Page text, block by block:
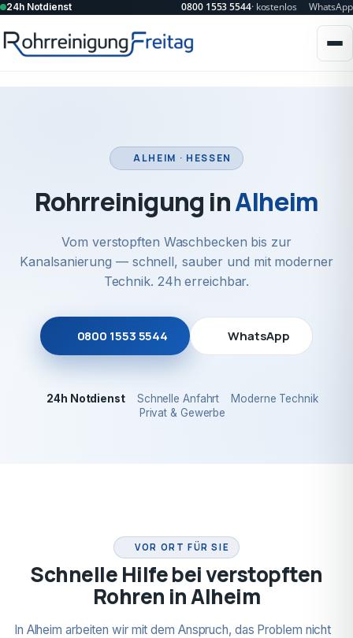
24h Notdienst 0800 1553 5544· kostenlos WhatsApp
ALHEIM · HESSEN
Rohrreinigung inAlheim
Vom verstopften Waschbecken bis zur
Kanalsanierung — schnell, sauber und mit moderner
Technik. 24h erreichbar.
0800 1553 5544 WhatsApp
24h Notdienst Schnelle Anfahrt
Moderne Technik
Privat & Gewerbe
VOR ORT FÜR SIE
Schnelle Hilfe bei verstopften
Rohren in Alheim
In Alheim arbeiten wir mit dem Anspruch, das Problem nicht